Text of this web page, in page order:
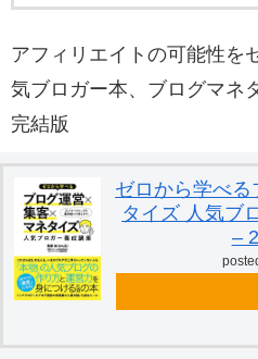
アフィリエイトの可能性を
気ブロガー本、ブログマネ
完結版
ゼロから学べ
タイズ 人気ブ
–